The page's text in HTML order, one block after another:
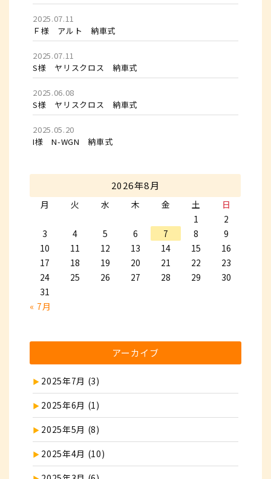
2025.07.11
Ｆ様 アルト 納車式
2025.07.11
S様 ヤリスクロス 納車式
2025.06.08
S様 ヤリスクロス 納車式
2025.05.20
I様 N-WGN 納車式
2026年8月
月 火 水 木 金 土 日
« 7月
1
2
3
4 5 6 7 8
9
10
11 12 13 14 15
16
17
18 19 20 21 22
23
24
25 26 27 28 29
30
31
アーカイブ
2025年7月 (3)
2025年6月 (1)
2025年5月 (8)
2025年4月 (10)